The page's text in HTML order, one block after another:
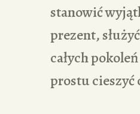
stanowić
prezent,
całych
prostu cieszyć